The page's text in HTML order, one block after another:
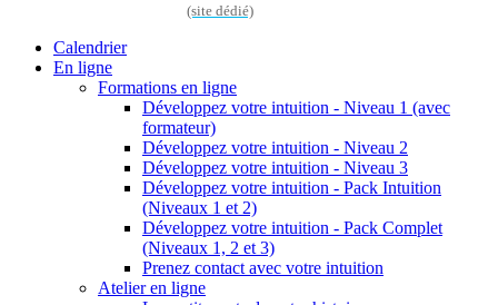
(site dédié)
Calendrier
En ligne
Formations en ligne
Développez votre intuition - Niveau 1 (avec
formateur)
Développez votre intuition - Niveau 2
Développez votre intuition - Niveau 3
Développez votre intuition - Pack Intuition
(Niveaux 1 et 2)
Développez votre intuition - Pack Complet
(Niveaux 1, 2 et 3)
Prenez contact avec votre intuition
Atelier en ligne